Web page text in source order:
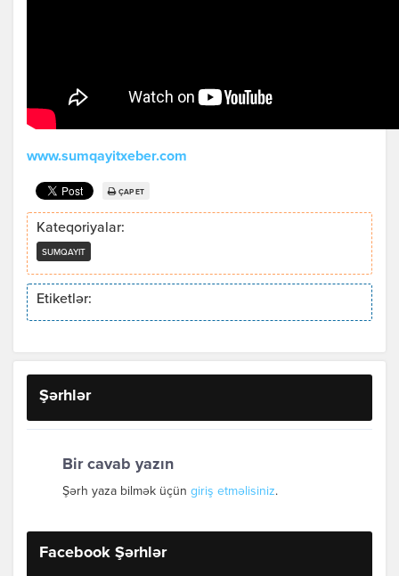
www.sumqayitxeber.com
ÇAP ET
Kateqoriyalar:
SUMQAYIT
Etiketlər:
Şərhlər
Bir cavab yazın
Şərh yaza bilmək üçün giriş etməlisiniz.
Facebook Şərhlər